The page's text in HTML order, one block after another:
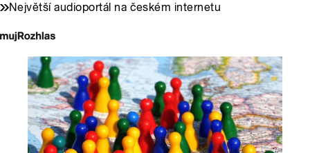
Největší audioportál na českém internetu